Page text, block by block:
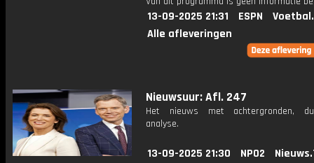
13-09-2025 21:31 ESPN
Alle afleveringen
Nieuwsuur: Afl. 247
Het nieuws met achtergronden,
analyse.
13-09-2025 21:30 NPO2